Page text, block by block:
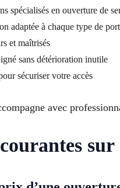
spécialisés en ouverture de
adaptée à chaque type de
et maîtrisés
sans détérioration inutile
sécuriser votre accès
avec